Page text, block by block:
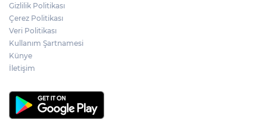
Gizlilik Politikası
Çerez Politikası
Veri Politikası
Kullanım Şartnamesi
Künye
İletişim